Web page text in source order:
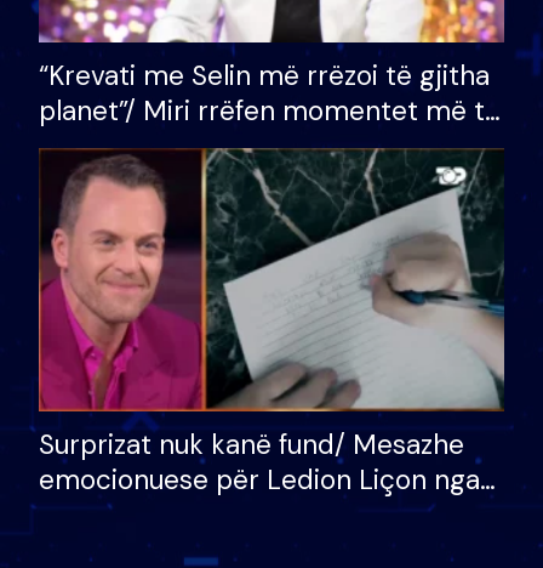
“Krevati me Selin më rrëzoi të gjitha
planet”/ Miri rrëfen momentet më të
bukura në shtëpinë e BB VIP: Do më
mungojë zilja e mëngjesit kur…
Surprizat nuk kanë fund/ Mesazhe
emocionuese për Ledion Liçon nga
nëna dhe fëmijët e tij, moderatori
nuk i mban dot lotët: Nuk meritoj…